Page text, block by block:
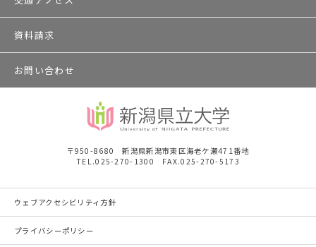
資料請求
お問い合わせ
〒950-8680 新潟県新潟市東区海老ケ瀬471番地
TEL.025-270-1300 FAX.025-270-5173
ウェブアクセシビリティ方針
プライバシーポリシー